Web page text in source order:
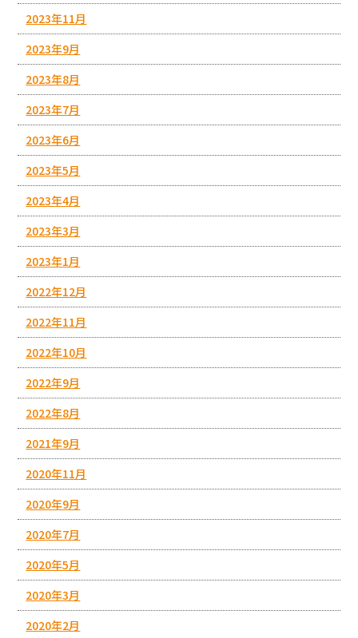
2023年11月
2023年9月
2023年8月
2023年7月
2023年6月
2023年5月
2023年4月
2023年3月
2023年1月
2022年12月
2022年11月
2022年10月
2022年9月
2022年8月
2021年9月
2020年11月
2020年9月
2020年7月
2020年5月
2020年3月
2020年2月